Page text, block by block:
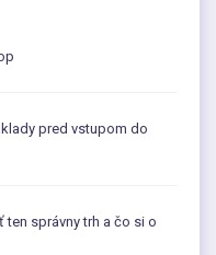
pred vstupom do
ten správny trh a čo si o